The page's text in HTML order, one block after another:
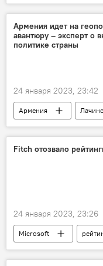
Реджеп Эрдоган
Армения идет на
авантюру – эксперт о
политике страны
24 января 2023, 23:42
Армения
Политика
РФ
эксперт
Fitch отозвало
24 января 2023, 23:26
Microsoft